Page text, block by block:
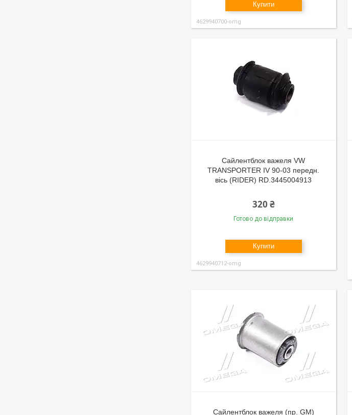
Купити
4629940700-omg
Сайлентблок важеля VW
TRANSPORTER IV 90-03 передн.
вісь (RIDER) RD.3445004913
320 ₴
Готово до відправки
Купити
4629940712-omg
Сайлентблок важеля (пр. GM)